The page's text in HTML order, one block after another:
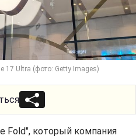
17 Ultra (фото: Getty Images)
Fold", который компания